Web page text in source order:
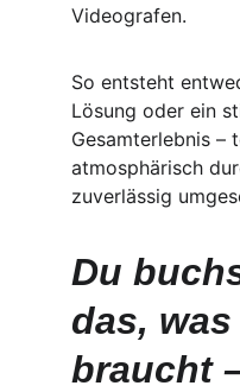
Videografen.
So entsteht
Lösung oder ein
Gesamterlebnis –
atmosphärisch
zuverlässig
Du
das,
braucht